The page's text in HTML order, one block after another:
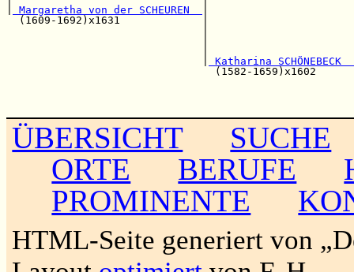
Margaretha von der SCHEUREN
(1609-1692)x1631
Katharina SCHÖNEBECK
ÜBERSICHT
SUCHE
ORTE
BERUFE
PROMINENTE
HTML-Seite generiert von